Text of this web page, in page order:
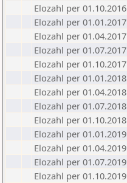
Elozahl per 01.10.2016
Elozahl per 01.01.2017
Elozahl per 01.04.2017
Elozahl per 01.07.2017
Elozahl per 01.10.2017
Elozahl per 01.01.2018
Elozahl per 01.04.2018
Elozahl per 01.07.2018
Elozahl per 01.10.2018
Elozahl per 01.01.2019
Elozahl per 01.04.2019
Elozahl per 01.07.2019
Elozahl per 01.10.2019